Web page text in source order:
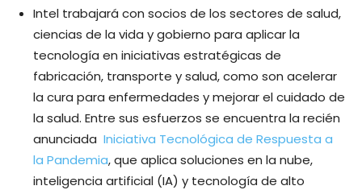
Intel trabajará con socios de los sectores de salud,
ciencias de la vida y gobierno para aplicar la
tecnología en iniciativas estratégicas de
fabricación, transporte y salud, como son acelerar
la cura para enfermedades y mejorar el cuidado de
la salud. Entre sus esfuerzos se encuentra la recién
anunciada Iniciativa Tecnológica de Respuesta a
la Pandemia, que aplica soluciones en la nube,
inteligencia artificial (IA) y tecnología de alto